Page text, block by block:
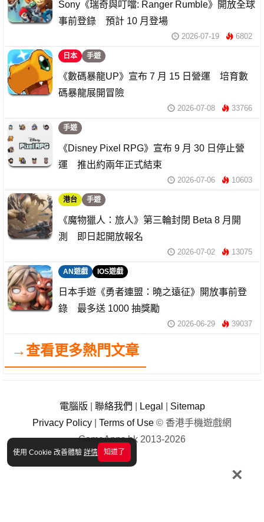
使用 Cookie 改善體驗 詳情 知道了
×
Sony《瑞奇與叮噹: Ranger Rumble》開放全球
事前登錄 預計 10 月登場
2026-07-19 6802
日本 手遊
《數碼暴龍UP》宣布 7 月 15 日營運 培育數
碼暴龍展開冒險
2026-07-08 33766
手遊
《Disney Pixel RPG》宣布 9 月 30 日停止營
運 推出約兩年正式結束
2026-07-06 10603
港台 手遊
《魔物獵人：旅人》第三輪封閉 Beta 8 月開
測 即日起開放報名
2026-07-02 13075
AN遊戲 IOS遊戲
日本手遊《勇者連盟：曉之遠征》開放事前登
錄 最多送 1000 抽獎勵
2026-06-29 39037
→查看更多熱門文章
電腦版 聯絡我們 Legal
Sitemap
Privacy Policy
Terms of Use © 香港手機遊戲網
GameApps.hk 2013-2026